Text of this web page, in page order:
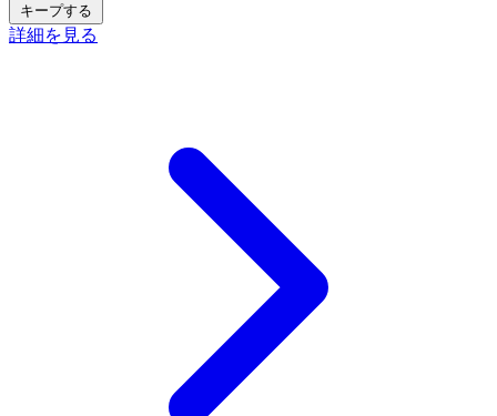
キープする
詳細を見る